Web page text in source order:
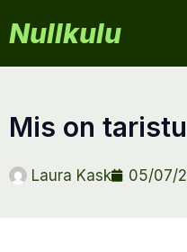
Nullkulu
mis on
Laura Kask 05/07/